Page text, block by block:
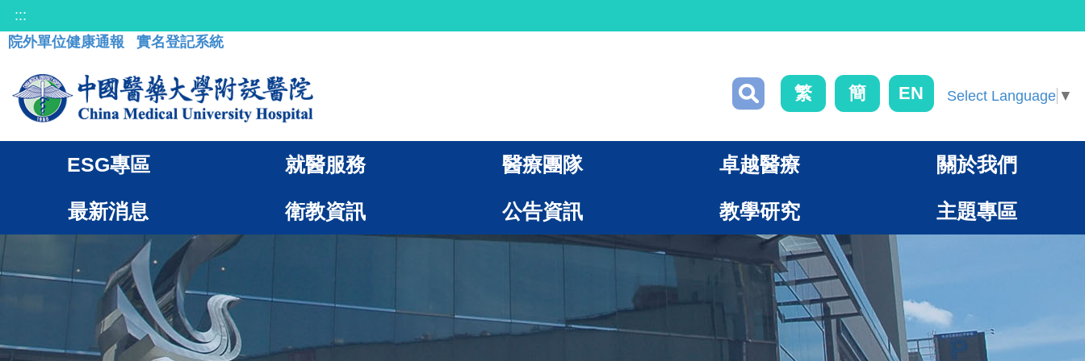
:::
院外單位健康通報
實名登記系統
繁 簡 EN Select Language ▼
ESG專區 就醫服務 醫療團隊 卓越醫療 關於我們
最新消息 衛教資訊 公告資訊 教學研究 主題專區